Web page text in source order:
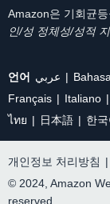
Amazon은 기회균
인/성 정체성/성적
언어 عربي
Français
Italiano
ไทย
日本語 한국
개인정보 처리방침 |
© 2024, Amazon
reserved.